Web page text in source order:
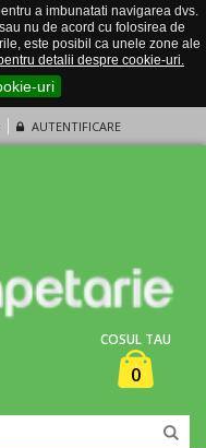
a imbunatati navigarea dvs.
nu de acord cu folosirea de
este posibil ca unele zone ale
detalii despre cookie-uri.
uri
AUTENTIFICARE
COSUL TAU
0